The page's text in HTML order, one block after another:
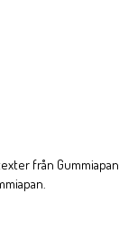
från Gummiapan